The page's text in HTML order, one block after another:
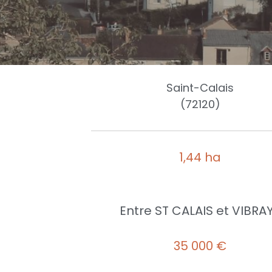
Saint-Calais
(72120)
1,44 ha
Entre ST CALAIS et
35 000 €